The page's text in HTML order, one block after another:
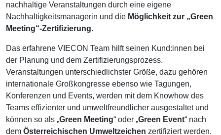
nachhaltige Veranstaltungen durch eine eigene
Nachhaltigkeitsmanagerin und die Möglichkeit zur „Green
Meeting“-Zertifizierung.
Das erfahrene VIECON Team hilft seinen Kund:innen bei
der Planung und dem Zertifizierungsprozess.
Veranstaltungen unterschiedlichster Größe, dazu gehören
internationale Großkongresse ebenso wie Tagungen,
Konferenzen und Events, werden mit dem Knowhow des
Teams effizienter und umweltfreundlicher ausgestaltet und
können so als „Green Meeting“ oder „Green Event“ nach
dem Österreichischen Umweltzeichen zertifiziert werden.